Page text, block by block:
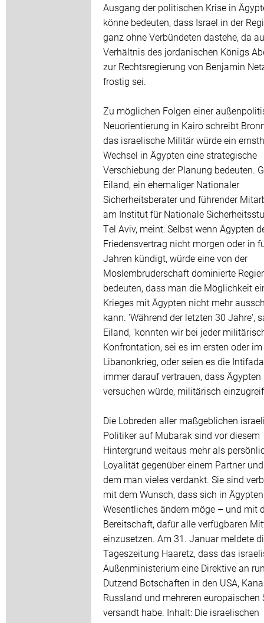
Ausgang der politischen Krise in
könne bedeuten, dass Israel in der
ganz ohne Verbündeten dastehe, da
Verhältnis des jordanischen Königs
zur Rechtsregierung von Benjamin
frostig sei.
Zu möglichen Folgen einer
Neuorientierung in Kairo schreibt
das israelische Militär würde ein
Wechsel in Ägypten eine strategische
Verschiebung der Planung bedeuten.
Eiland, ein ehemaliger Nationaler
Sicherheitsberater und führender
am Institut für Nationale
Tel Aviv, meint: Selbst wenn Ägypten
Friedensvertrag nicht morgen oder in
Jahren kündigt, würde eine von der
Moslembruderschaft dominierte
bedeuten, dass man die Möglichkeit
Krieges mit Ägypten nicht mehr
kann. 'Während der letzten 30 Jahre',
Eiland, 'konnten wir bei jeder
Konfrontation, sei es im ersten oder
Libanonkrieg, oder seien es die
immer darauf vertrauen, dass
versuchen würde, militärisch
Die Lobreden aller maßgeblichen
Politiker auf Mubarak sind vor diesem
Hintergrund weitaus mehr als
Loyalität gegenüber einem Partner
dem man vieles verdankt. Sie sind
mit dem Wunsch, dass sich in
Wesentliches ändern möge – und mit
Bereitschaft, dafür alle verfügbaren
einzusetzen. Am 31. Januar meldete
Tageszeitung Haaretz, dass das
Außenministerium eine Direktive an
Dutzend Botschaften in den USA,
Russland und mehreren europäischen
versandt habe. Inhalt: Die israelischen